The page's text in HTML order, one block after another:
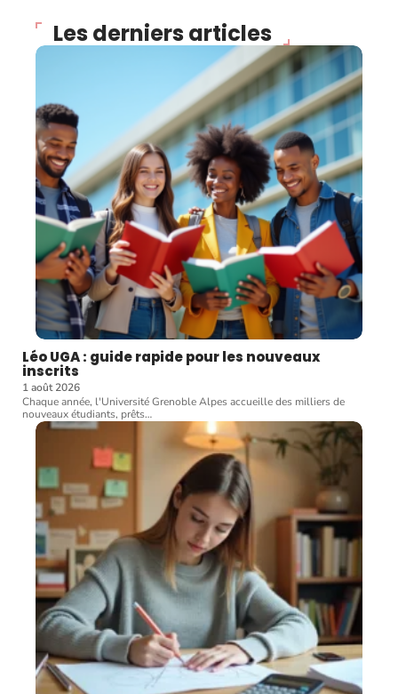
Les derniers articles
Léo UGA : guide rapide pour les nouveaux
inscrits
1 août 2026
Chaque année, l'Université Grenoble Alpes accueille des milliers de
nouveaux étudiants, prêts…